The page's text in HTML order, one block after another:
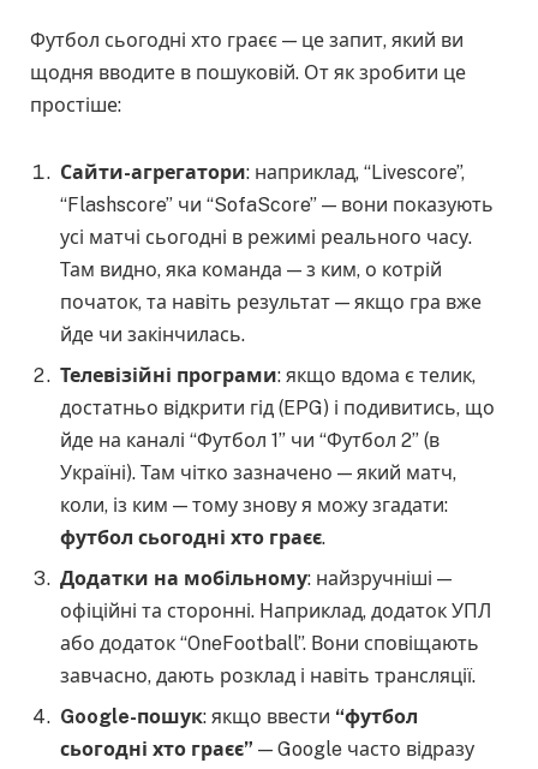
Футбол сьогодні хто граєє — це запит, який ви
щодня вводите в пошуковій. От як зробити це
простіше:
Сайти-агрегатори: наприклад, “Livescore”,
“Flashscore” чи “SofaScore” — вони показують
усі матчі сьогодні в режимі реального часу.
Там видно, яка команда — з ким, о котрій
початок, та навіть результат — якщо гра вже
йде чи закінчилась.
Телевізійні програми: якщо вдома є телик,
достатньо відкрити гід (EPG) і подивитись, що
йде на каналі “Футбол 1” чи “Футбол 2” (в
Україні). Там чітко зазначено — який матч,
коли, із ким — тому знову я можу згадати:
футбол сьогодні хто граєє.
Додатки на мобільному: найзручніші —
офіційні та сторонні. Наприклад, додаток УПЛ
або додаток “OneFootball”. Вони сповіщають
завчасно, дають розклад і навіть трансляції.
Google-пошук: якщо ввести “футбол
сьогодні хто граєє” — Google часто відразу